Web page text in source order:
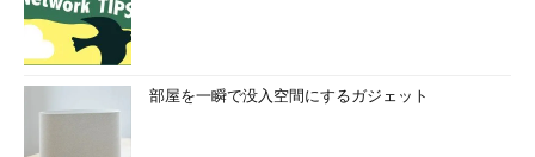
サーバに接続できたら、ダウンロードするパッケージの選択画
面が表示されます。デフォルトでは、全パッケージをダウンロー
ドします。そのまま［Next -->］ボタンをクリックします。
部屋を一瞬で没入空間にするガジェット